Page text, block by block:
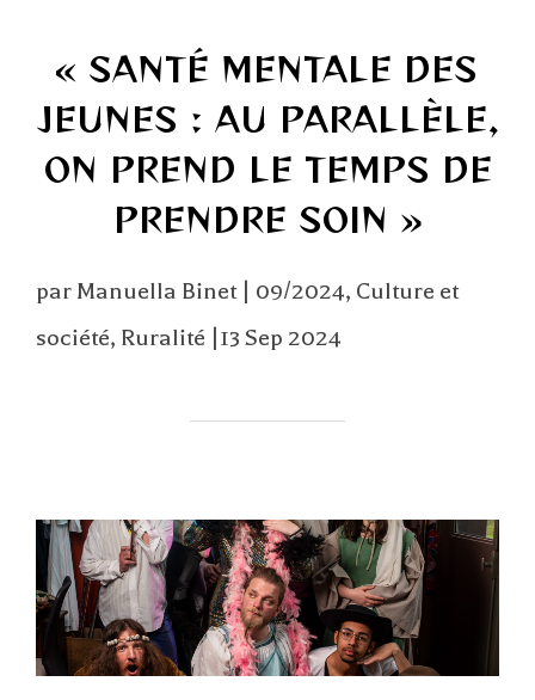
« SANTÉ MENTALE DES
JEUNES : AU PARALLÈLE,
ON PREND LE TEMPS DE
PRENDRE SOIN »
par Manuella Binet | 09/2024, Culture et
société, Ruralité |13 Sep 2024